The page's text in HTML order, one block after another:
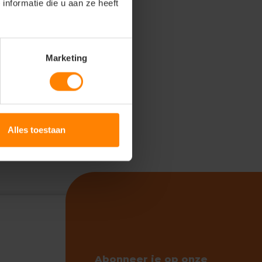
die u aan ze heeft
Marketing
Alles toestaan
Abonneer je op onze